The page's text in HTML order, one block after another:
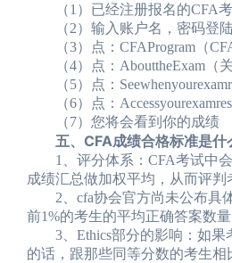
（1）已经注册报名的CFA考
（2）输入账户名，密码登
（3）点：CFAProgram（
（4）点：AbouttheExam（关
（5）点：
（6）点：
（7）您将会看到你的成绩
五、CFA成绩合格标准是什
1、评分体系：CFA考试中会
成绩汇总做加权平均，从而评判
2、cfa协会官方尚未公布具体
前1%的考生的平均正确答案数量
3、Ethics部分的影响：如果
的话，跟那些同等分数的考生相